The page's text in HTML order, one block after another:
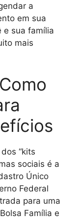
a
em sua
e sua família
mais
“kits
sociais é a
Único
Federal
para uma
Família e